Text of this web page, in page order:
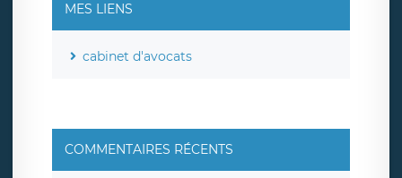
MES LIENS
cabinet d'avocats
COMMENTAIRES RÉCENTS